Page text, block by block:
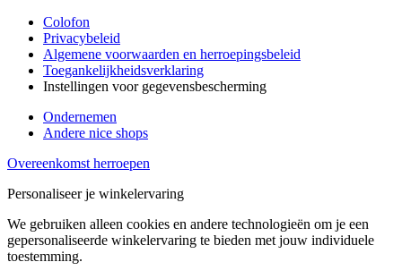
Colofon
Privacybeleid
Algemene voorwaarden en herroepingsbeleid
Toegankelijkheidsverklaring
Instellingen voor gegevensbescherming
Ondernemen
Andere nice shops
Overeenkomst herroepen
Personaliseer je winkelervaring
We gebruiken alleen cookies en andere technologieën om je een
gepersonaliseerde winkelervaring te bieden met jouw individuele
toestemming.